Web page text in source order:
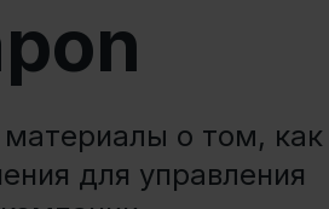
о том, как
для управления